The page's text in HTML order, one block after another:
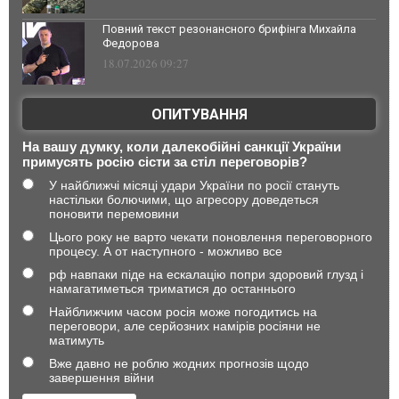
Повний текст резонансного брифінга Михайла
Федорова
18.07.2026 09:27
ОПИТУВАННЯ
На вашу думку, коли далекобійні санкції України
примусять росію сісти за стіл переговорів?
У найближчі місяці удари України по росії стануть
настільки болючими, що агресору доведеться
поновити перемовини
Цього року не варто чекати поновлення переговорного
процесу. А от наступного - можливо все
рф навпаки піде на ескалацію попри здоровий глузд і
намагатиметься триматися до останнього
Найближчим часом росія може погодитись на
переговори, але серйозних намірів росіяни не
матимуть
Вже давно не роблю жодних прогнозів щодо
завершення війни